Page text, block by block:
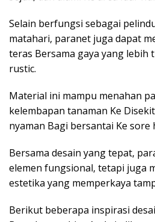
Selain berfungsi sebagai
matahari, paranet juga dapat
teras Bersama gaya yang lebih
rustic.
Material ini mampu menahan
kelembapan tanaman Ke
nyaman Bagi bersantai Ke sore
Bersama desain yang tepat,
elemen fungsional, tetapi juga
estetika yang memperkaya
Berikut beberapa inspirasi